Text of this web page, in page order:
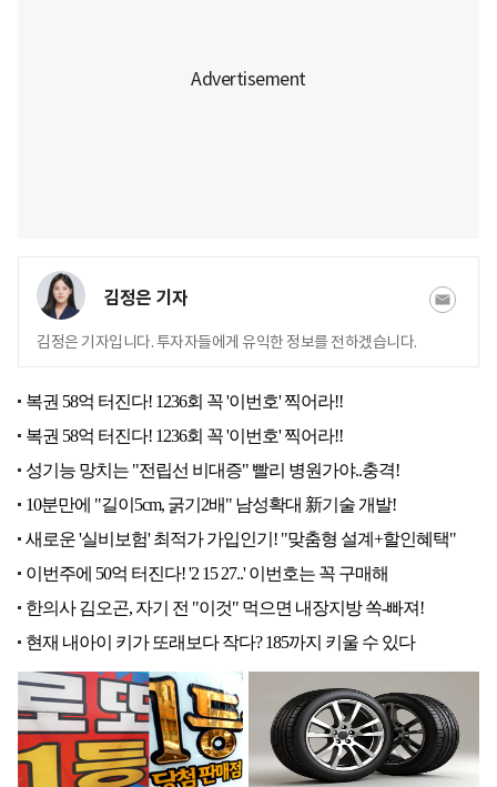
김정은 기자
김정은 기자입니다. 투자자들에게 유익한 정보를 전하겠습니다.